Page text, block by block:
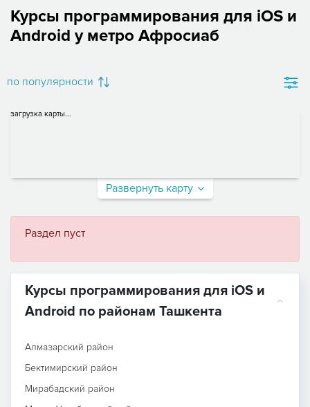
Курсы программирования для iOS и
Android у метро Афросиаб
по популярности
загрузка карты...
Развернуть карту
Раздел пуст
Курсы программирования для iOS и
Android по районам Ташкента
Алмазарский район
Бектимирский район
Мирабадский район